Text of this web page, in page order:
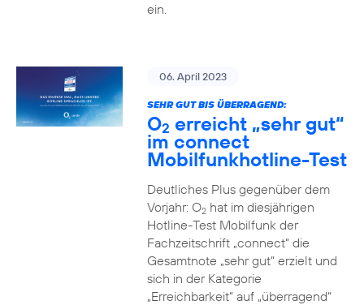
ein.
06. April 2023
SEHR GUT BIS ÜBERRAGEND:
O2 erreicht „sehr gut“
im connect
Mobilfunkhotline-Test
Deutliches Plus gegenüber dem
Vorjahr: O2hat im diesjährigen
Hotline-Test Mobilfunk der
Fachzeitschrift „connect“ die
Gesamtnote „sehr gut“ erzielt und
sich in der Kategorie
„Erreichbarkeit“ auf „überragend“